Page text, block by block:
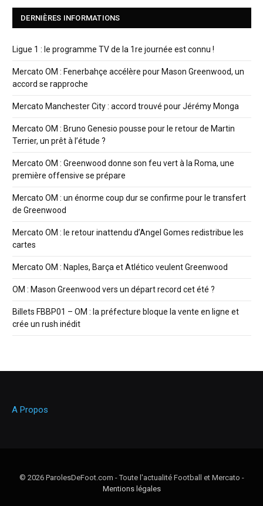
DERNIÈRES INFORMATIONS
Ligue 1 : le programme TV de la 1re journée est connu !
Mercato OM : Fenerbahçe accélère pour Mason Greenwood, un
accord se rapproche
Mercato Manchester City : accord trouvé pour Jérémy Monga
Mercato OM : Bruno Genesio pousse pour le retour de Martin
Terrier, un prêt à l’étude ?
Mercato OM : Greenwood donne son feu vert à la Roma, une
première offensive se prépare
Mercato OM : un énorme coup dur se confirme pour le transfert
de Greenwood
Mercato OM : le retour inattendu d’Angel Gomes redistribue les
cartes
Mercato OM : Naples, Barça et Atlético veulent Greenwood
OM : Mason Greenwood vers un départ record cet été ?
Billets FBBP01 – OM : la préfecture bloque la vente en ligne et
crée un rush inédit
A Propos
© 2026 ParolesDeFoot.com - Toute l'actualité Football et Mercato -
Mentions légales